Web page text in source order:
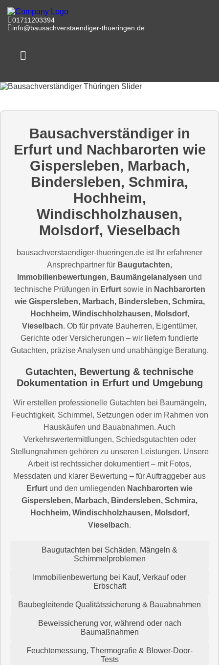
01711203394
info@bausachverstaendiger-thueringen.de
Bausachverständiger in
Erfurt und Nachbarorten wie
Gispersleben, Marbach,
Bindersleben, Schmira,
Hochheim,
Windischholzhausen,
Molsdorf, Vieselbach
bausachverstaendiger-thueringen.de ist Ihr erfahrener
Ansprechpartner für Baugutachten,
Immobilienbewertungen, Baumängelanalysen und
technische Prüfungen in Erfurtsowie in Nachbarorten
wie Gispersleben, Marbach, Bindersleben, Schmira,
Hochheim, Windischholzhausen, Molsdorf,
Vieselbach. Ob für private Bauherren, Eigentümer,
Gerichte oder Versicherungen – wir liefern fundierte
Gutachten, präzise Analysen und unabhängige Beratung.
Gutachten, Bewertung & technische
Dokumentation in Erfurt und Umgebung
Wir erstellen professionelle Gutachten bei Baumängeln,
Feuchtigkeit, Schimmel, Setzungen oder im Rahmen von
Hauskäufen und Bauabnahmen. Auch
Verkehrswertermittlungen, Schiedsgutachten oder
Stellungnahmen gehören zu unseren Leistungen. Unsere
Arbeit ist rechtssicher dokumentiert – mit Fotos,
Messdaten und klarer Bewertung – für Auftraggeber aus
Erfurt und den umliegenden Nachbarorten wie
Gispersleben, Marbach, Bindersleben, Schmira,
Hochheim, Windischholzhausen, Molsdorf,
Vieselbach.
Baugutachten bei Schäden, Mängeln &
Schimmelproblemen
Immobilienbewertung bei Kauf, Verkauf oder
Erbschaft
Baubegleitende Qualitätssicherung & Bauabnahmen
Beweissicherung vor, während oder nach
Baumaßnahmen
Feuchtemessung, Thermografie & Blower-Door-
Tests